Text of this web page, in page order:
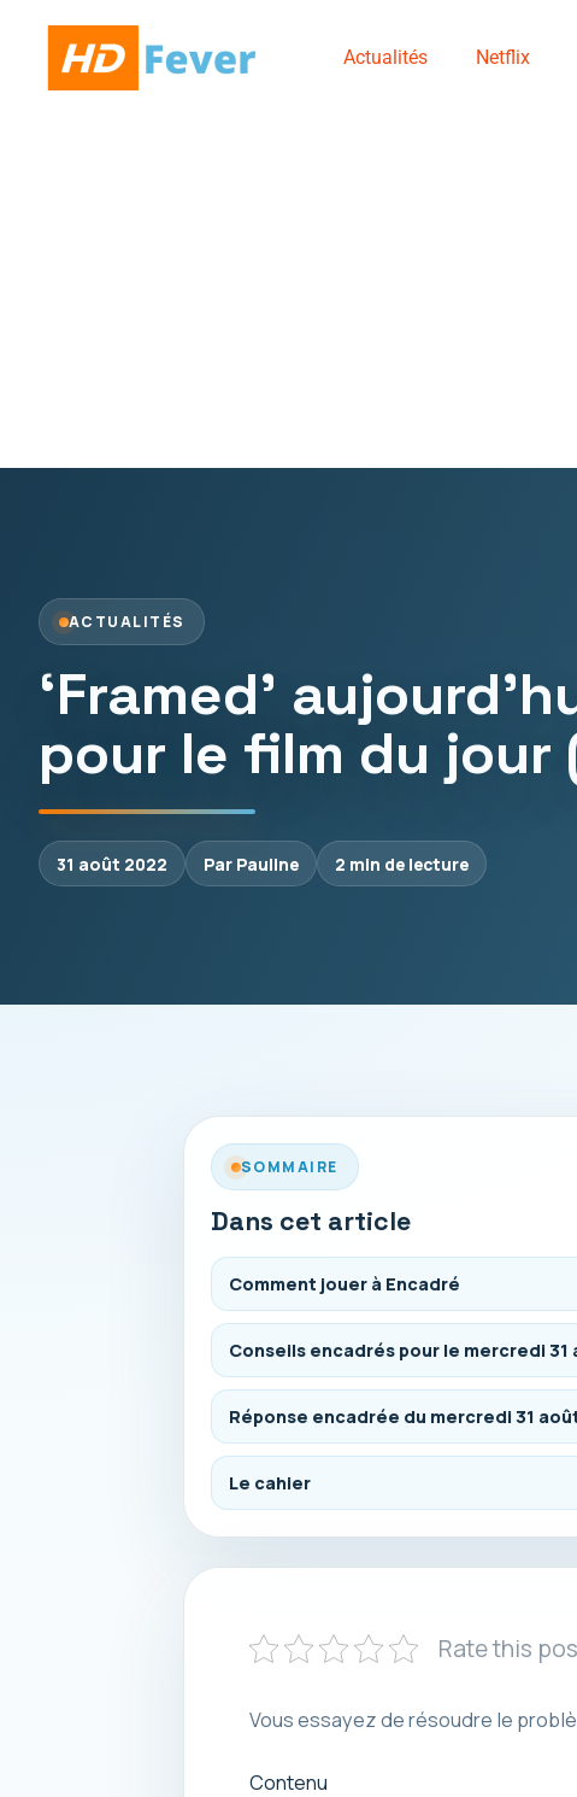
Actualités Netflix
ACTUALITÉS
‘Framed’
pour le film du jour
31 août 2022 Par Pauline 2 min de lecture
SOMMAIRE
Dans cet article
Comment jouer à Encadré
Conseils encadrés pour le mercredi 31
Réponse encadrée du mercredi 31
Le cahier
Rate this
Vous essayez de résoudre le
Contenu